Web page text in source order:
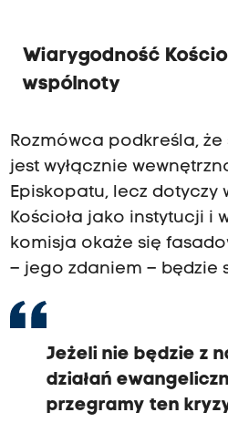
Wiarygodność
wspólnoty
Rozmówca podkreśla,
jest wyłącznie
Episkopatu, lecz
Kościoła jako instytucji i
komisja okaże się
– jego zdaniem – będzie
Jeżeli nie będzie z
działań
przegramy ten